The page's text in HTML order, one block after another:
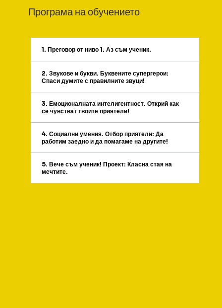
Програма на обучението
1. Преговор от ниво 1. Аз съм ученик.
2. Звукове и букви. Буквените супергерои:
Спаси думите с правилните звуци!
3. Емоционалната интелигентност. Открий как
се чувстват твоите приятели!
4. Социални умения. Отбор приятели: Да
работим заедно и да помагаме на другите!
5. Вече съм ученик! Проект: Класна стая на
мечтите.